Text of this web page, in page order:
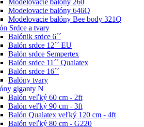
Modelovacie balóny 646Q
Modelovacie balóny Bee body 321Q
Srdce a tvary
Balónik srdce 6´´
Balón srdce 12´´ EU
Balón srdce Sempertex
Balón srdce 11´´ Qualatex
Balón srdce 16´´
Balóny tvary
giganty N
Balón veľký 60 cm - 2ft
Balón veľký 90 cm - 3ft
Balón Qualatex veľký 120 cm - 4ft
Balón veľký 80 cm - G220